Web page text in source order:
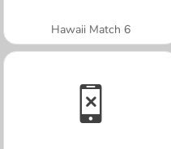
Hawaii Match 6